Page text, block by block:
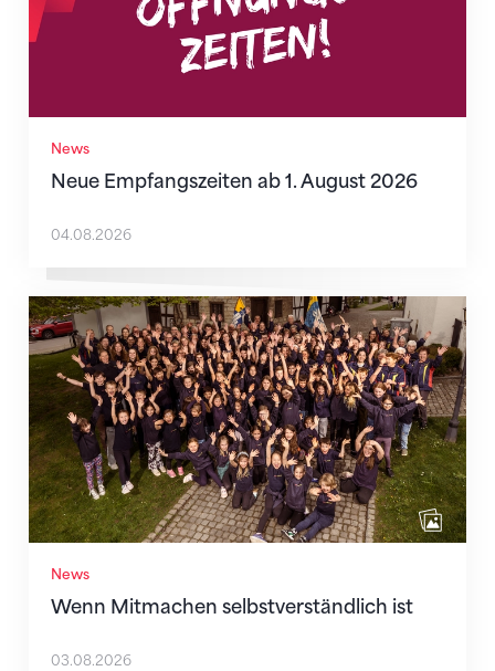
News
Neue Empfangszeiten ab 1. August 2026
04.08.2026
News
Wenn Mitmachen selbstverständlich ist
Wenn Mitmachen selbstverständlich ist
03.08.2026